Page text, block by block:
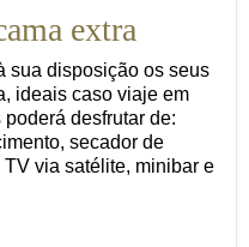
extra
sua disposição os seus
ideais caso viaje em
desfrutar de:
secador de
via satélite, minibar e